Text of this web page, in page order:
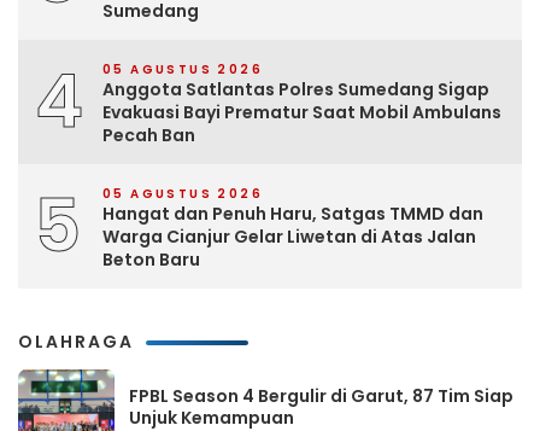
Sumedang
4 05 AGUSTUS 2026
Anggota Satlantas Polres Sumedang Sigap
Evakuasi Bayi Prematur Saat Mobil Ambulans
Pecah Ban
5 05 AGUSTUS 2026
Hangat dan Penuh Haru, Satgas TMMD dan
Warga Cianjur Gelar Liwetan di Atas Jalan
Beton Baru
OLAHRAGA
FPBL Season 4 Bergulir di Garut, 87 Tim Siap
Unjuk Kemampuan